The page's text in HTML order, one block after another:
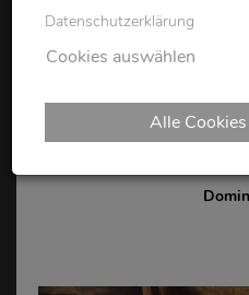
Xmas
mit der
Datenschutzerklärung
Cookies auswählen
Alle